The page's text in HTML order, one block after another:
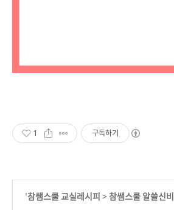
1 구독하기
'참쌤스쿨 교실레시피 > 참쌤스쿨 알쓸신비